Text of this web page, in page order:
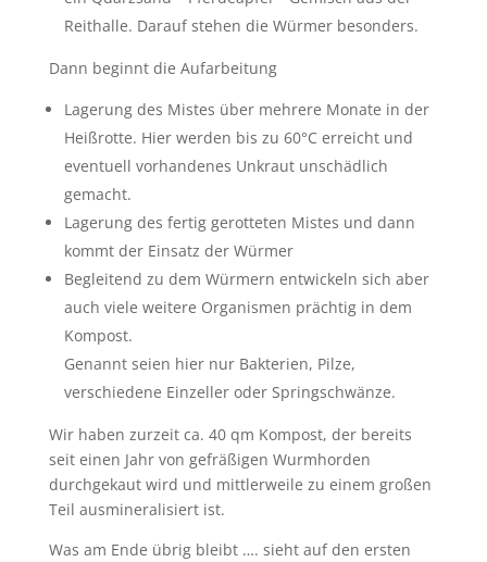
Reithalle. Darauf stehen die Würmer besonders.
Dann beginnt die Aufarbeitung
Lagerung des Mistes über mehrere Monate in der
Heißrotte. Hier werden bis zu 60°C erreicht und
eventuell vorhandenes Unkraut unschädlich
gemacht.
Lagerung des fertig gerotteten Mistes und dann
kommt der Einsatz der Würmer
Begleitend zu dem Würmern entwickeln sich aber
auch viele weitere Organismen prächtig in dem
Kompost.
Genannt seien hier nur Bakterien, Pilze,
verschiedene Einzeller oder Springschwänze.
Wir haben zurzeit ca. 40 qm Kompost, der bereits
seit einen Jahr von gefräßigen Wurmhorden
durchgekaut wird und mittlerweile zu einem großen
Teil ausmineralisiert ist.
Was am Ende übrig bleibt …. sieht auf den ersten